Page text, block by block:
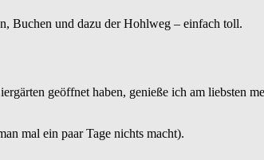
Buchen und dazu der Hohlweg – einfach toll.
geöffnet haben, genieße ich am liebsten
mal ein paar Tage nichts macht).